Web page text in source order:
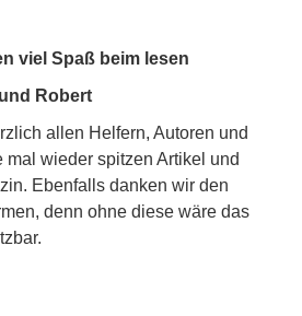
viel Spaß beim lesen
Robert
allen Helfern, Autoren und
mal wieder spitzen Artikel und
Ebenfalls danken wir den
denn ohne diese wäre das